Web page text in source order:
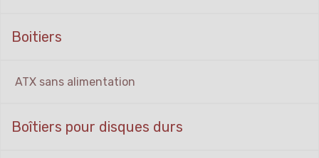
Boitiers
ATX sans alimentation
Boîtiers pour disques durs